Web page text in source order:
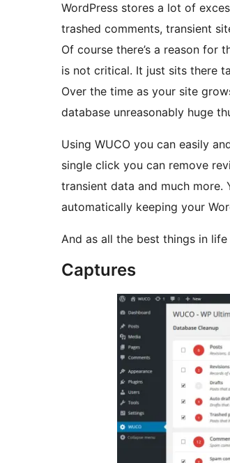
WordPress stores a lot of
trashed comments, transient
Of course there’s a reason for
is not critical. It just sits there
Over the time as your site
database unreasonably huge
Using WUCO you can easily
single click you can remove
transient data and much more.
automatically keeping your
And as all the best things in
Captures